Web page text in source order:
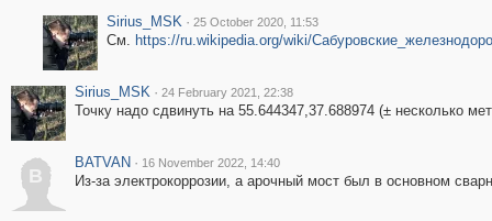
Sirius_MSK · 25 October 2020, 11:53
См. https://ru.wikipedia.org/wiki/
Sirius_MSK · 24 February 2021, 22:38
Точку надо сдвинуть на 55.644347,37.688974 (± несколько
B
BATVAN · 16 November 2022, 14:40
Из-за электрокоррозии, а арочный мост был в основном